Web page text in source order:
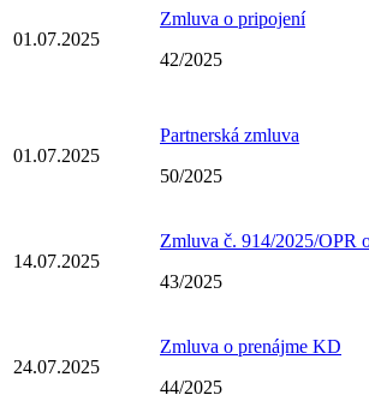
01.07.2025
Zmluva o pripojení
42/2025
01.07.2025
Partnerská zmluva
50/2025
14.07.2025
Zmluva č. 914/2025/OPR
43/2025
24.07.2025
Zmluva o prenájme KD
44/2025